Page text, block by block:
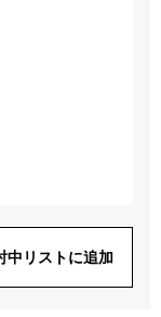
中リストに追加